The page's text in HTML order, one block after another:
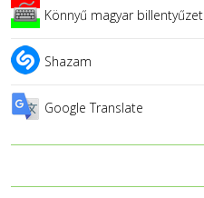
Könnyű magyar billentyűzet
Shazam
Google Translate